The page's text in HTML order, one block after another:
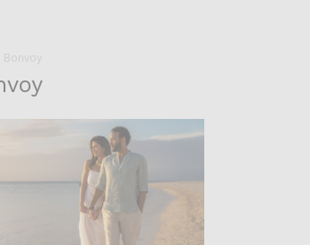
Bonvoy